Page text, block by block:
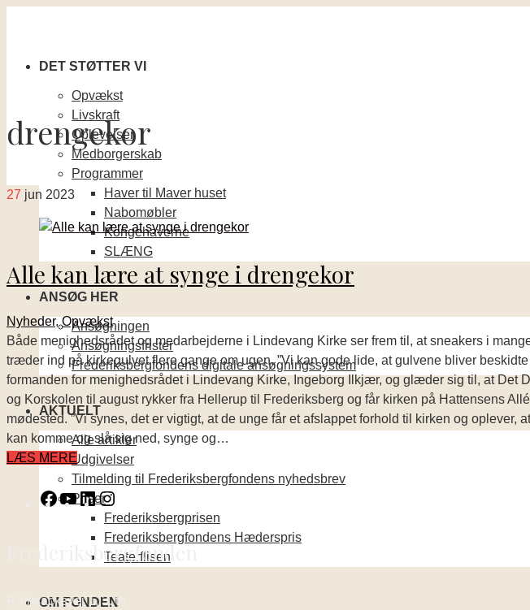
DET STØTTER VI
Opvækst
Livskraft
Oplevelser
Medborgerskab
Programmer
Haver til Maver huset
Nabomøbler
Kongehaverne
SLÆNG
ANSØG HER
Ansøgningen
Ansøgningsfrister
Frederiksbergfondens digitale ansøgningssystem
AKTUELT
Alle artikler
Udgivelser
Tilmelding til Frederiksbergfondens nyhedsbrev
Priser
Frederiksbergprisen
Frederiksbergfondens Hæderspris
Teaterflisen
OM FONDEN
drengekor
27 jun 2023
Alle kan lære at synge i drengekor
Nyheder,Opvækst
Både menighedsrådet og medarbejderne i Lindevang Kirke ser frem til, at sneakers i
træder ind på kirkegulvet flere gange om ugen. ”Vi kan gode lide, at gulvene bliver beskidte
formanden for menighedsrådet i Lindevang Kirke, Ingeborg Ilkjær, og glæder sig til, at Det
og Korskolen til august rykker fra Hellerup til Frederiksberg og får kirken på Hattensens
mødested. ”Vi synes, det er vigtigt, at de unge får et afslappet forhold til kirken og oplever,
kan komme og slå sig ned, synge og…
LÆS MERE
Frederiksbergfonden
Rathsacksvej 1, 3. th.